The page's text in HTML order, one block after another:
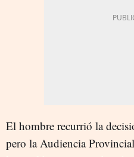
El hombre recurrió la
pero la Audiencia